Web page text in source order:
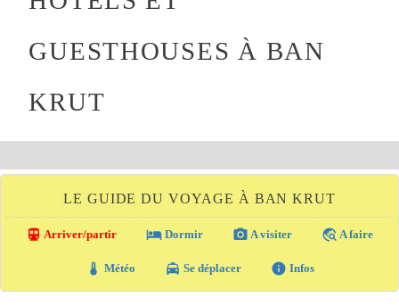
GUESTHOUSES À BAN
KRUT
LE GUIDE DU VOYAGE À BAN KRUT
directions_transit Arriver/partir local_hotel Dormir photo_camera A visiter travel_explore A faire
thermostat Météo local_taxi Se déplacer info Infos